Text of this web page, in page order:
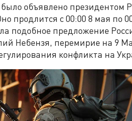
объявлено президентом
с 00:00 8 мая по
подобное предложение
Небензя, перемирие на 9
конфликта на